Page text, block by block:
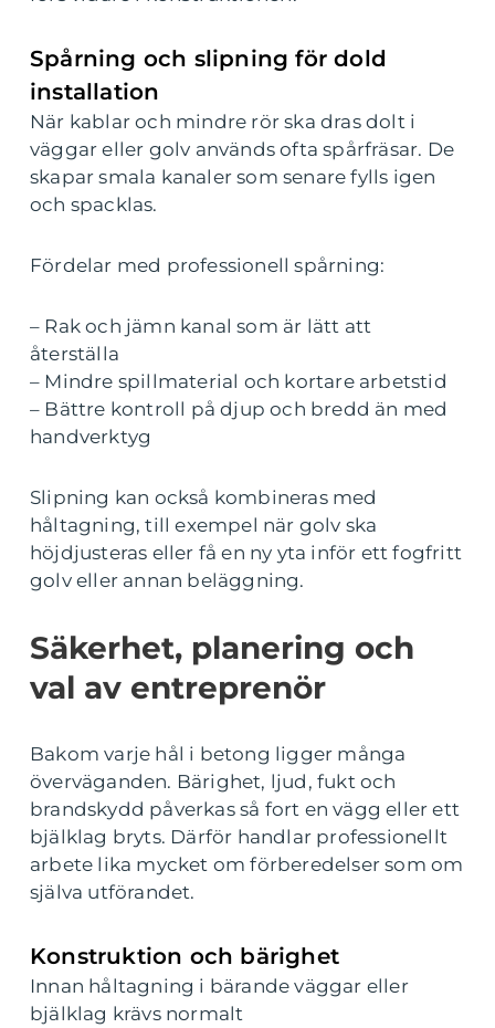
Spårning och slipning för dold
installation
När kablar och mindre rör ska dras dolt i
väggar eller golv används ofta spårfräsar. De
skapar smala kanaler som senare fylls igen
och spacklas.
Fördelar med professionell spårning:
– Rak och jämn kanal som är lätt att
återställa
– Mindre spillmaterial och kortare arbetstid
– Bättre kontroll på djup och bredd än med
handverktyg
Slipning kan också kombineras med
håltagning, till exempel när golv ska
höjdjusteras eller få en ny yta inför ett fogfritt
golv eller annan beläggning.
Säkerhet, planering och
val av entreprenör
Bakom varje hål i betong ligger många
överväganden. Bärighet, ljud, fukt och
brandskydd påverkas så fort en vägg eller ett
bjälklag bryts. Därför handlar professionellt
arbete lika mycket om förberedelser som om
själva utförandet.
Konstruktion och bärighet
Innan håltagning i bärande väggar eller
bjälklag krävs normalt